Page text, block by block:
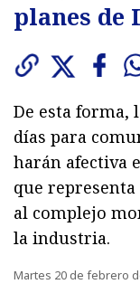
planes de
De esta forma,
días para
harán afectiva
que
al complejo
la industria.
Martes 20 de febrero